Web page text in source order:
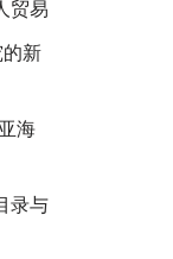
贸易
的新
海
录与